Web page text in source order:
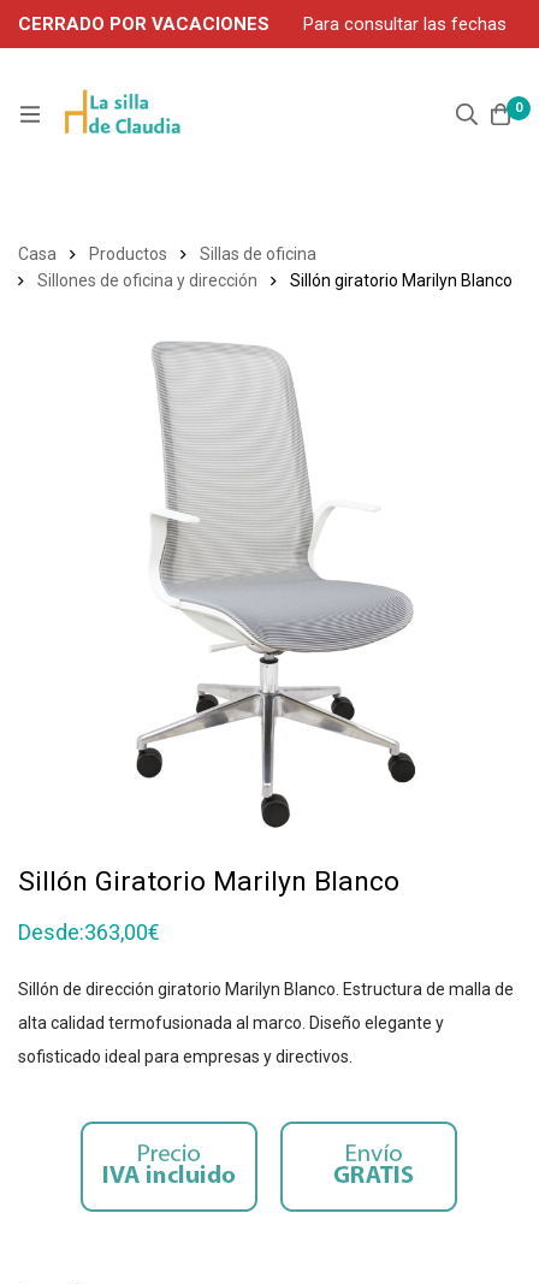
CERRADO POR VACACIONES
Para consultar las fechas
de servicio durante agosto, contacte por WhatsApp: 663 302
0
Casa Productos
Sillas de oficina
Sillones de oficina y dirección
Sillón giratorio Marilyn Blanco
Sillón Giratorio Marilyn Blanco
Desde:363,00€
Sillón de dirección giratorio Marilyn Blanco. Estructura de malla de
alta calidad termofusionada al marco. Diseño elegante y
sofisticado ideal para empresas y directivos.